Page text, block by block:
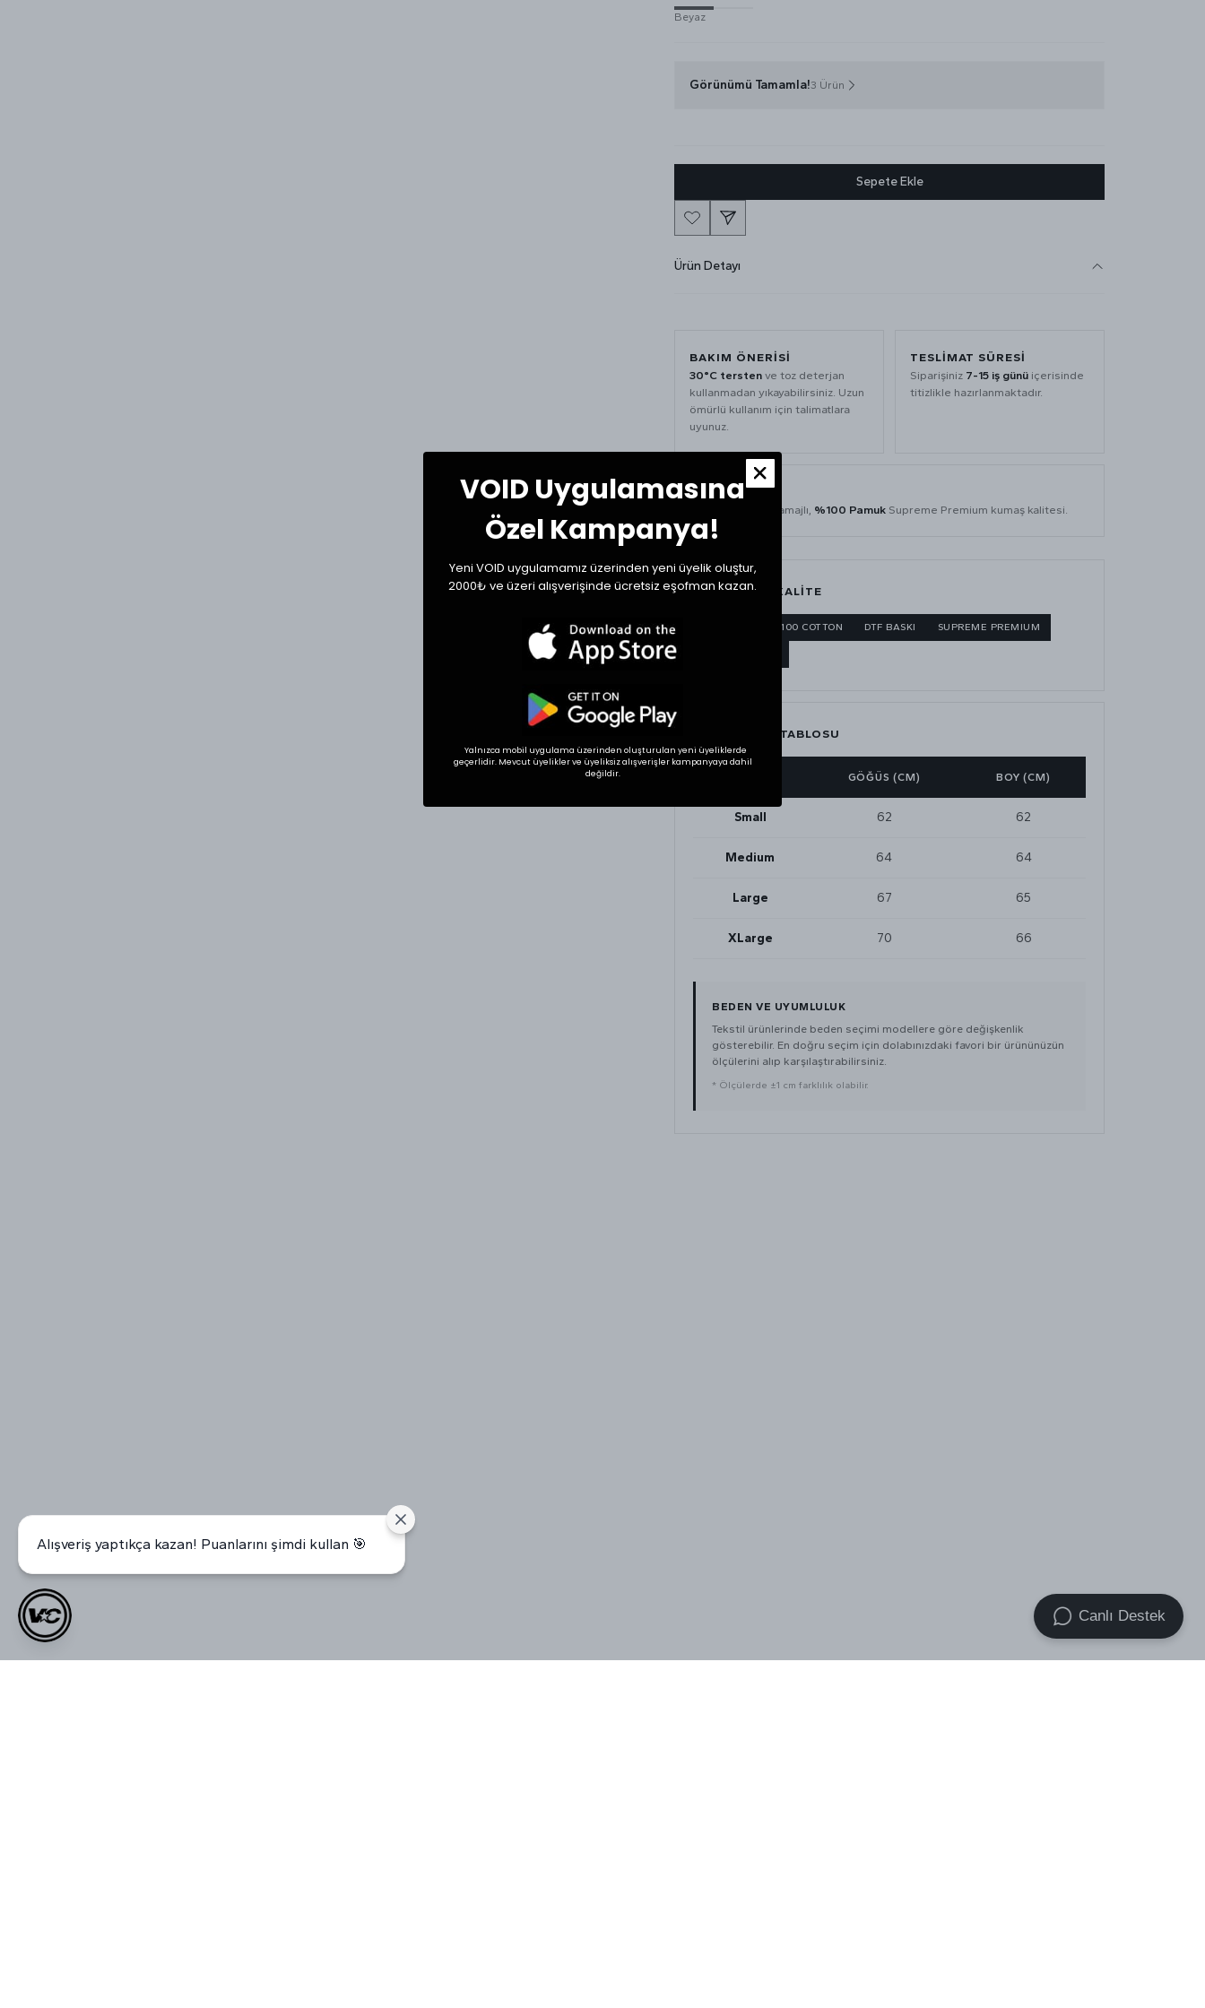
Canlı Destek
Beyaz
Görünümü Tamamla!3 Ürün
Sepete Ekle
Ürün Detayı
BAKIM ÖNERISI
30°C tersten ve toz deterjan
kullanmadan yıkayabilirsiniz. Uzun
ömürlü kullanım için talimatlara
uyunuz.
TESLIMAT SÜRESI
Siparişiniz 7-15 iş günü içerisinde
titizlikle hazırlanmaktadır.
ÜRÜN BILGISI
ağır gramajlı, %100 Pamuk Supreme Premium kumaş kalitesi.
MATERYAL & KALITE
%100 COTTON DTF BASKI SUPREME PREMIUM
BEDEN ÖLÇÜ TABLOSU
GÖĞÜS (CM) BOY (CM)
Small 62 62
Medium 64 64
Large 67 65
XLarge 70 66
BEDEN VE UYUMLULUK
Tekstil ürünlerinde beden seçimi modellere göre değişkenlik
gösterebilir. En doğru seçim için dolabınızdaki favori bir ürününüzün
ölçülerini alıp karşılaştırabilirsiniz.
* Ölçülerde ±1 cm farklılık olabilir.
VOID Uygulamasına
Özel Kampanya!
Yeni VOID uygulamamız üzerinden yeni üyelik oluştur,
2000₺ ve üzeri alışverişinde ücretsiz eşofman kazan.
Yalnızca mobil uygulama üzerinden oluşturulan yeni üyeliklerde
geçerlidir. Mevcut üyelikler ve üyeliksiz alışverişler kampanyaya dahil
değildir.
Alışveriş yaptıkça kazan! Puanlarını şimdi kullan 🎯